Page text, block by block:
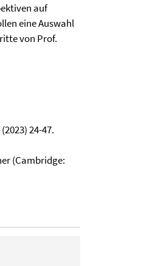
auf
eine Auswahl
von Prof.
24-47.
(Cambridge: